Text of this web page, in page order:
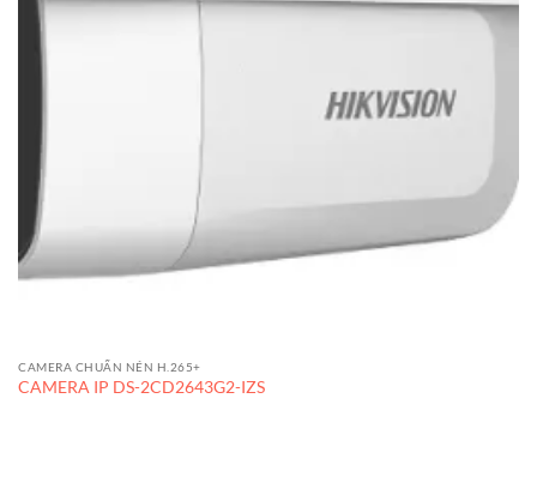
CAMERA CHUẨN NÉN H.265+
CAMERA IP DS-2CD2643G2-IZS